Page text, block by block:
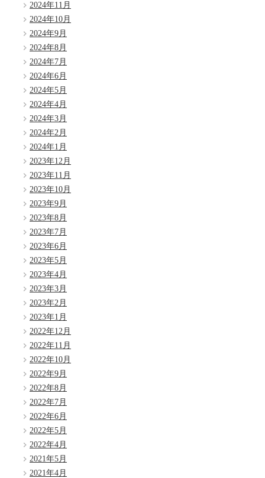
2024年11月
2024年10月
2024年9月
2024年8月
2024年7月
2024年6月
2024年5月
2024年4月
2024年3月
2024年2月
2024年1月
2023年12月
2023年11月
2023年10月
2023年9月
2023年8月
2023年7月
2023年6月
2023年5月
2023年4月
2023年3月
2023年2月
2023年1月
2022年12月
2022年11月
2022年10月
2022年9月
2022年8月
2022年7月
2022年6月
2022年5月
2022年4月
2021年5月
2021年4月